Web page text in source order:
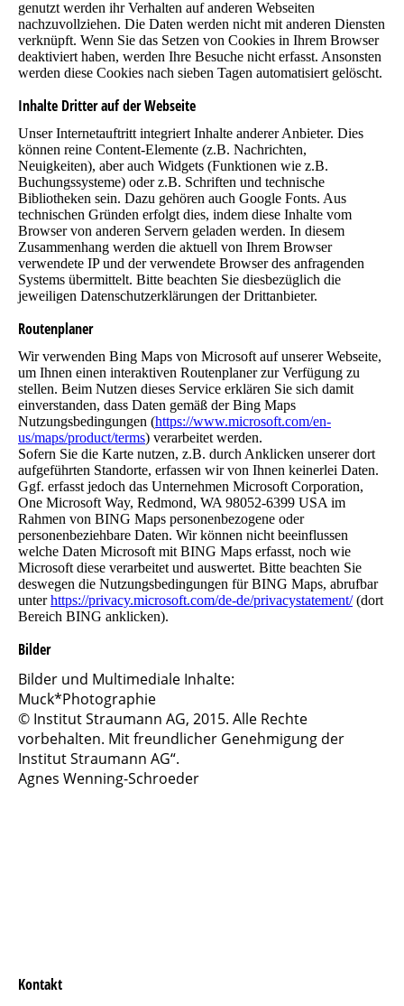
genutzt werden ihr Verhalten auf anderen Webseiten
nachzuvollziehen. Die Daten werden nicht mit anderen Diensten
verknüpft. Wenn Sie das Setzen von Cookies in Ihrem Browser
deaktiviert haben, werden Ihre Besuche nicht erfasst. Ansonsten
werden diese Cookies nach sieben Tagen automatisiert gelöscht.
Inhalte Dritter auf der Webseite
Unser Internetauftritt integriert Inhalte anderer Anbieter. Dies
können reine Content-Elemente (z.B. Nachrichten,
Neuigkeiten), aber auch Widgets (Funktionen wie z.B.
Buchungssysteme) oder z.B. Schriften und technische
Bibliotheken sein. Dazu gehören auch Google Fonts. Aus
technischen Gründen erfolgt dies, indem diese Inhalte vom
Browser von anderen Servern geladen werden. In diesem
Zusammenhang werden die aktuell von Ihrem Browser
verwendete IP und der verwendete Browser des anfragenden
Systems übermittelt. Bitte beachten Sie diesbezüglich die
jeweiligen Datenschutzerklärungen der Drittanbieter.
Routenplaner
Wir verwenden Bing Maps von Microsoft auf unserer Webseite,
um Ihnen einen interaktiven Routenplaner zur Verfügung zu
stellen. Beim Nutzen dieses Service erklären Sie sich damit
einverstanden, dass Daten gemäß der Bing Maps
Nutzungsbedingungen (https://www.microsoft.com/en-
us/maps/product/terms) verarbeitet werden.
Sofern Sie die Karte nutzen, z.B. durch Anklicken unserer dort
aufgeführten Standorte, erfassen wir von Ihnen keinerlei Daten.
Ggf. erfasst jedoch das Unternehmen Microsoft Corporation,
One Microsoft Way, Redmond, WA 98052-6399 USA im
Rahmen von BING Maps personenbezogene oder
personenbeziehbare Daten. Wir können nicht beeinflussen
welche Daten Microsoft mit BING Maps erfasst, noch wie
Microsoft diese verarbeitet und auswertet. Bitte beachten Sie
deswegen die Nutzungsbedingungen für BING Maps, abrufbar
unterhttps://privacy.microsoft.com/de-de/privacystatement/(dort
Bereich BING anklicken).
Bilder
Bilder und Multimediale Inhalte:
Muck*Photographie
© Institut Straumann AG, 2015. Alle Rechte
vorbehalten. Mit freundlicher Genehmigung der
Institut Straumann AG“.
Agnes Wenning-Schroeder
Kontakt